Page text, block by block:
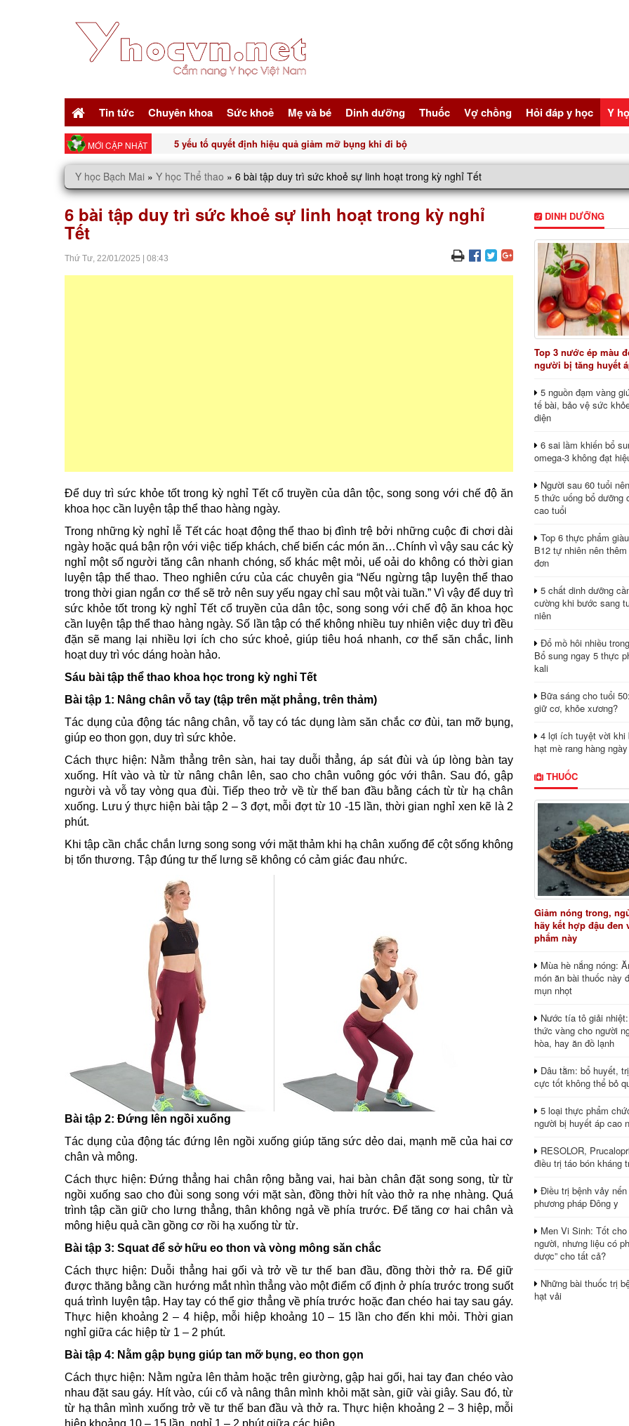
Tin tức Chuyên khoa Sức khoẻ Mẹ và bé Dinh dưỡng Thuốc Vợ chồng Hỏi đáp y học Y
MỚI CẬP NHẬT Top 3 nước ép màu đỏ tốt cho người bị tăng huyết áp
Y học Bạch Mai » Y học Thể thao » 6 bài tập duy trì sức khoẻ sự linh hoạt trong kỳ nghỉ Tết
6 bài tập duy trì sức khoẻ sự linh hoạt trong kỳ nghỉ
Tết
Thứ Tư, 22/01/2025 08:43
Để duy trì sức khỏe tốt trong kỳ nghỉ Tết cổ truyền của dân tộc, song song với chế độ ăn
khoa học cần luyện tập thể thao hàng ngày.
Trong những kỳ nghỉ lễ Tết các hoạt động thể thao bị đình trệ bởi những cuộc đi chơi dài
ngày hoặc quá bận rộn với việc tiếp khách, chế biến các món ăn…Chính vì vậy sau các kỳ
nghỉ một số người tăng cân nhanh chóng, số khác mệt mỏi, uể oải do không có thời gian
luyện tập thể thao. Theo nghiên cứu của các chuyên gia “Nếu ngừng tập luyện thể thao
trong thời gian ngắn cơ thể sẽ trở nên suy yếu ngay chỉ sau một vài tuần.” Vì vậy để duy trì
sức khỏe tốt trong kỳ nghỉ Tết cổ truyền của dân tộc, song song với chế độ ăn khoa học
cần luyện tập thể thao hàng ngày. Số lần tập có thể không nhiều tuy nhiên việc duy trì đều
đặn sẽ mang lại nhiều lợi ích cho sức khoẻ, giúp tiêu hoá nhanh, cơ thể săn chắc, linh
hoạt duy trì vóc dáng hoàn hảo.
Sáu bài tập thể thao khoa học trong kỳ nghỉ Tết
Bài tập 1: Nâng chân vỗ tay (tập trên mặt phẳng, trên thảm)
Tác dụng của động tác nâng chân, vỗ tay có tác dụng làm săn chắc cơ đùi, tan mỡ bụng,
giúp eo thon gọn, duy trì sức khỏe.
Cách thực hiện: Nằm thẳng trên sàn, hai tay duỗi thẳng, áp sát đùi và úp lòng bàn tay
xuống. Hít vào và từ từ nâng chân lên, sao cho chân vuông góc với thân. Sau đó, gập
người và vỗ tay vòng qua đùi. Tiếp theo trở về từ thế ban đầu bằng cách từ từ hạ chân
xuống. Lưu ý thực hiện bài tập 2 – 3 đợt, mỗi đợt từ 10 -15 lần, thời gian nghỉ xen kẽ là 2
phút.
Khi tập cần chắc chắn lưng song song với mặt thảm khi hạ chân xuống để cột sống không
bị tổn thương. Tập đúng tư thế lưng sẽ không có cảm giác đau nhức.
Bài tập 2: Đứng lên ngồi xuống
Tác dụng của động tác đứng lên ngồi xuống giúp tăng sức dẻo dai, mạnh mẽ của hai cơ
chân và mông.
Cách thực hiện: Đứng thẳng hai chân rộng bằng vai, hai bàn chân đặt song song, từ từ
ngồi xuống sao cho đùi song song với mặt sàn, đồng thời hít vào thở ra nhẹ nhàng. Quá
trình tập cần giữ cho lưng thẳng, thân không ngả về phía trước. Để tăng cơ hai chân và
mông hiệu quả cần gồng cơ rồi hạ xuống từ từ.
Bài tập 3: Squat để sở hữu eo thon và vòng mông săn chắc
Cách thực hiện: Duỗi thẳng hai gối và trở về tư thế ban đầu, đồng thời thở ra. Để giữ
được thăng bằng cần hướng mắt nhìn thẳng vào một điểm cố định ở phía trước trong suốt
quá trình luyện tập. Hay tay có thể giơ thẳng về phía trước hoặc đan chéo hai tay sau gáy.
Thực hiện khoảng 2 – 4 hiệp, mỗi hiệp khoảng 10 – 15 lần cho đến khi mỏi. Thời gian
nghỉ giữa các hiệp từ 1 – 2 phút.
Bài tập 4: Nằm gập bụng giúp tan mỡ bụng, eo thon gọn
Cách thực hiện: Nằm ngửa lên thảm hoặc trên giường, gập hai gối, hai tay đan chéo vào
nhau đặt sau gáy. Hít vào, cúi cổ và nâng thân mình khỏi mặt sàn, giữ vài giây. Sau đó, từ
từ hạ thân mình xuống trở về tư thế ban đầu và thở ra. Thực hiện khoảng 2 – 3 hiệp, mỗi
hiệp khoảng 10 – 15 lần, nghỉ 1 – 2 phút giữa các hiệp.
DINH DƯỠNG
Top 3 nước ép màu
người bị tăng huyết
5 nguồn đạm vàng
tế bài, bảo vệ sức
diện
6 sai lầm khiến bổ
omega-3 không đạt
Người sau 60 tuổi
5 thức uống bổ dưỡng
cao tuổi
Top 6 thực phẩm
B12 tự nhiên nên
đơn
5 chất dinh dưỡng
cường khi bước sang
niên
Đổ mồ hôi nhiều
Bổ sung ngay 5 thực
kali
Bữa sáng cho tuổi
giữ cơ, khỏe xương?
4 lợi ích tuyệt vời khi
hạt mè rang hàng ngày
THUỐC
Giảm nóng trong,
hãy kết hợp đậu đen
phẩm này
Mùa hè nắng nóng:
món ăn bài thuốc này
mụn nhọt
Nước tía tô giải
thức vàng cho người
hòa, hay ăn đồ lạnh
Dâu tằm: bổ huyết,
cực tốt không thể bỏ
5 loại thực phẩm
người bị huyết áp cao
RESOLOR,
điều trị táo bón kháng
Điều trị bệnh vảy nến
phương pháp Đông y
Men Vi Sinh: Tốt
người, nhưng liệu có
dược” cho tất cả?
Những bài thuốc trị
hạt vải